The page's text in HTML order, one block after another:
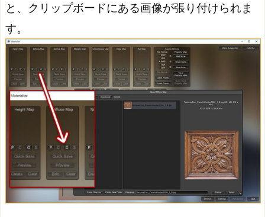
と、クリップボードにある画像が張り付けられま
す。